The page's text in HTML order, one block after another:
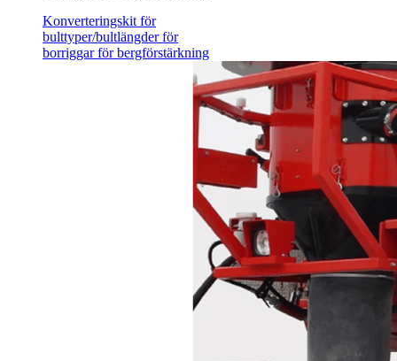
Konverteringskit för
bulttyper/bultlängder för
borriggar för bergförstärkning